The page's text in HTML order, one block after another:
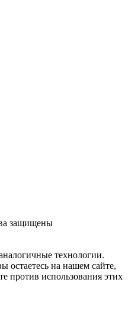
защищены
технологии.
остаетесь на нашем сайте,
против использования этих